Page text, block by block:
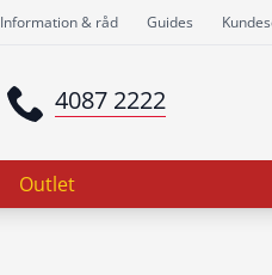
Information & råd Guides
4087 2222
Outlet